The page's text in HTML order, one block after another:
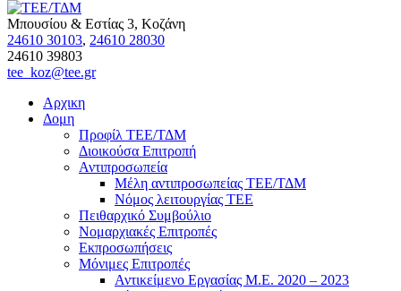
Μπουσίου & Εστίας 3, Κοζάνη
24610 30103, 24610 28030
24610 39803
tee_koz@tee.gr
Αρχικη
Δομη
Προφίλ ΤΕΕ/ΤΔΜ
Διοικούσα Επιτροπή
Αντιπροσωπεία
Μέλη αντιπροσωπείας ΤΕΕ/ΤΔΜ
Νόμος λειτουργίας ΤΕΕ
Πειθαρχικό Συμβούλιο
Νομαρχιακές Επιτροπές
Εκπροσωπήσεις
Μόνιμες Επιτροπές
Αντικείμενο Εργασίας Μ.Ε. 2020 – 2023